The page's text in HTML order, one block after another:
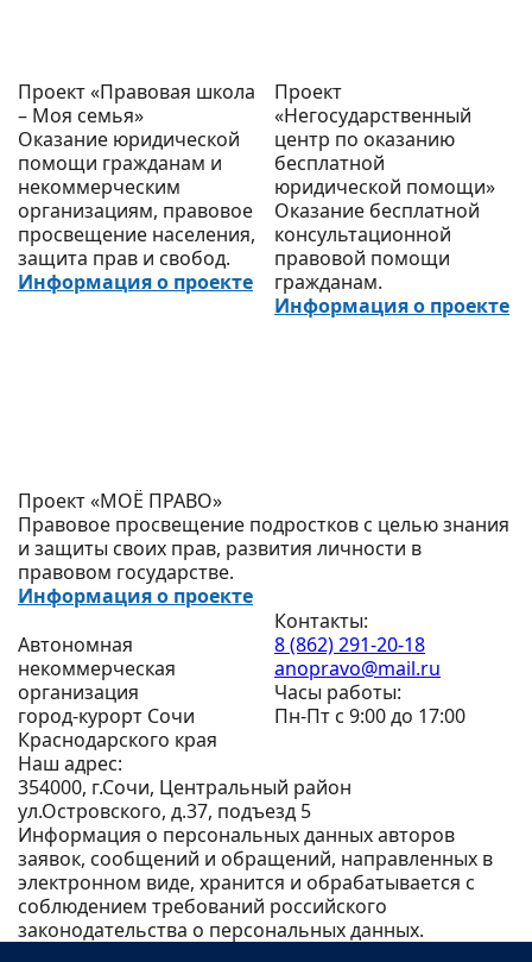
Проект «Правовая школа
– Моя семья»
Оказание юридической
помощи гражданам и
некоммерческим
организациям, правовое
просвещение населения,
защита прав и свобод.
Информация о проекте
Проект
«Негосударственный
центр по оказанию
бесплатной
юридической помощи»
Оказание бесплатной
консультационной
правовой помощи
гражданам.
Информация о проекте
Проект «МОЁ ПРАВО»
Правовое просвещение подростков с целью знания
и защиты своих прав, развития личности в
правовом государстве.
Информация о проекте
Автономная
некоммерческая
организация
город-курорт Сочи
Краснодарского края
Контакты:
8 (862) 291-20-18
anopravo@mail.ru
Часы работы:
Пн-Пт с 9:00 до 17:00
Наш адрес:
354000, г.Сочи, Центральный район
ул.Островского, д.37, подъезд 5
Информация о персональных данных авторов
заявок, сообщений и обращений, направленных в
электронном виде, хранится и обрабатывается с
соблюдением требований российского
законодательства о персональных данных.